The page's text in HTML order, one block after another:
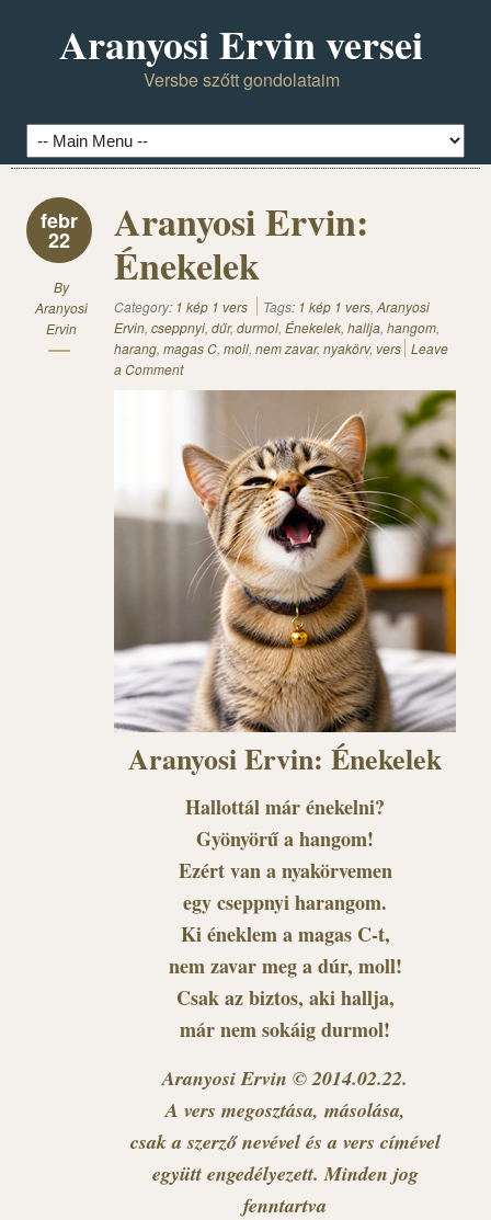
Aranyosi Ervin versei
Versbe szőtt gondolataim
febr
22
By
Aranyosi
Ervin
Aranyosi Ervin:
Énekelek
Category: 1 kép 1 vers Tags: 1 kép 1 vers, Aranyosi
Ervin, cseppnyi, dűr, durmol, Énekelek, hallja, hangom,
harang, magas C, moll, nem zavar, nyakörv, vers Leave
a Comment
Aranyosi Ervin: Énekelek
Hallottál már énekelni?
Gyönyörű a hangom!
Ezért van a nyakörvemen
egy cseppnyi harangom.
Ki éneklem a magas C-t,
nem zavar meg a dúr, moll!
Csak az biztos, aki hallja,
már nem sokáig durmol!
Aranyosi Ervin © 2014.02.22.
A vers megosztása, másolása,
csak a szerző nevével és a vers címével
együtt engedélyezett. Minden jog
fenntartva